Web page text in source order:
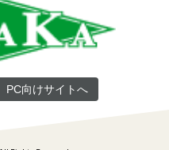
PC向けサイトへ